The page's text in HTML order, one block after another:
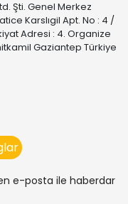
Şti. Genel Merkez
Karslıgil Apt. No : 4 /
Adresi : 4. Organize
Gaziantep Türkiye
e-posta ile haberdar